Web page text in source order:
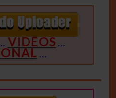
VIDEOS …
…